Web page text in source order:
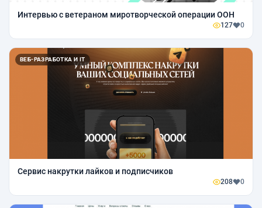
Интервью с ветераном миротворческой операции ООН
127 0
ВЕБ-РАЗРАБОТКА И IT
Сервис накрутки лайков и подписчиков
208 0